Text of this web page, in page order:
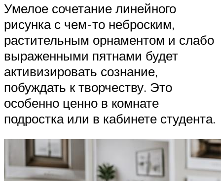
Умелое сочетание линейного
рисунка с чем-то неброским,
растительным орнаментом и слабо
выраженными пятнами будет
активизировать сознание,
побуждать к творчеству. Это
особенно ценно в комнате
подростка или в кабинете студента.